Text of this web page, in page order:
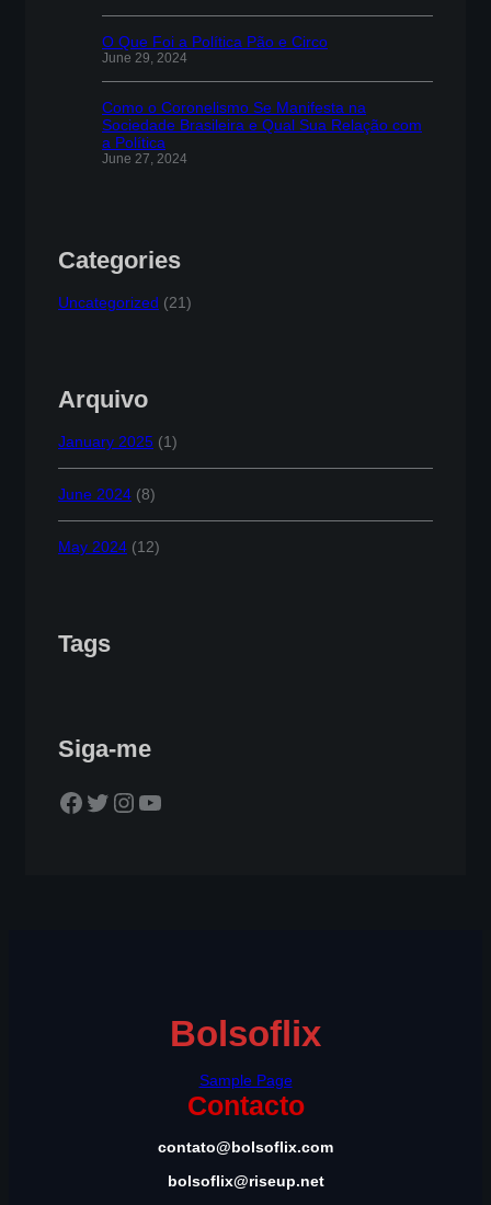
O Que Foi a Política Pão e Circo
June 29, 2024
Como o Coronelismo Se Manifesta na
Sociedade Brasileira e Qual Sua Relação com
a Política
June 27, 2024
Categories
Uncategorized (21)
Arquivo
January 2025 (1)
June 2024 (8)
May 2024 (12)
Tags
Siga-me
Facebook Twitter Instagram YouTube
Bolsoflix
Sample Page
Contacto
contato@bolsoflix.com
bolsoflix@riseup.net